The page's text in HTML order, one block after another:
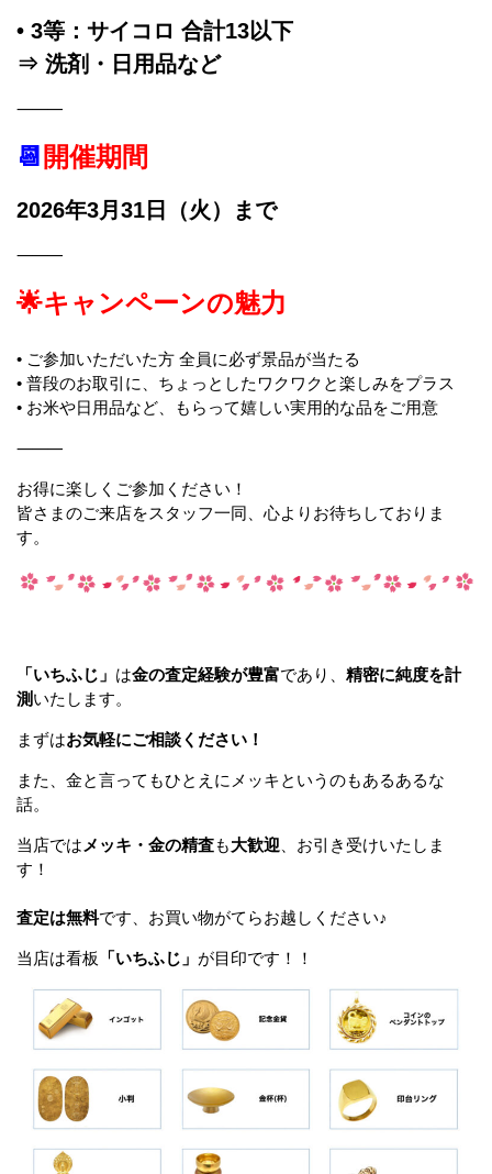
• 3等：サイコロ 合計13以下
⇒ 洗剤・日用品など
⸻
📆 開催期間
2026年3月31日（火）まで
⸻
🌟キャンペーンの魅力
• ご参加いただいた方 全員に必ず景品が当たる
• 普段のお取引に、ちょっとしたワクワクと楽しみをプラス
• お米や日用品など、もらって嬉しい実用的な品をご用意
⸻
お得に楽しくご参加ください！
皆さまのご来店をスタッフ一同、心よりお待ちしておりま
す。
「いちふじ」 は金の査定経験が豊富であり、 精密に純度を計
測いたします。
まずはお気軽にご相談ください！
また、金と言ってもひとえにメッキというのもあるあるな
話。
当店では メッキ・金の精査も大歓迎 、お引き受けいたしま
す！
査定は無料です、お買い物がてらお越しください♪
当店は看板 「いちふじ」 が目印です！！